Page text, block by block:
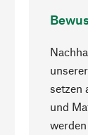
setzen
und